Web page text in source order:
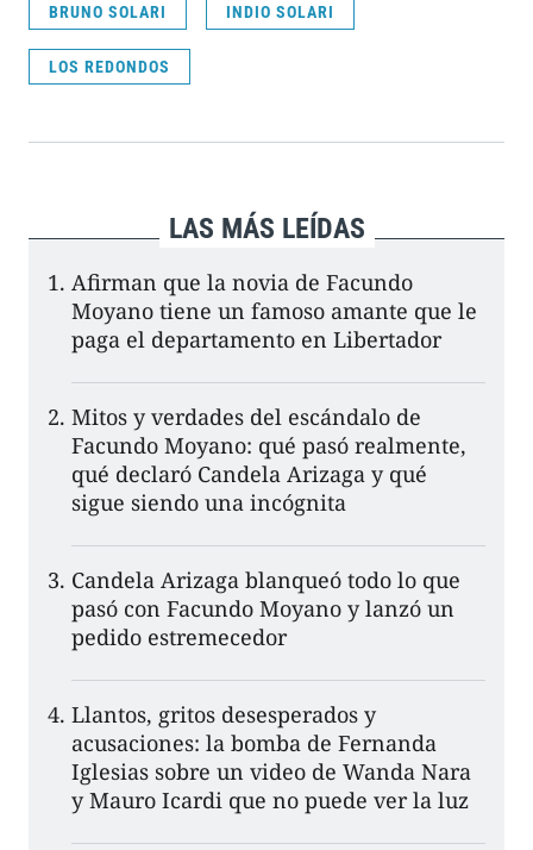
BRUNO SOLARI INDIO SOLARI
LOS REDONDOS
LAS MÁS LEÍDAS
Afirman que la novia de Facundo
Moyano tiene un famoso amante que le
paga el departamento en Libertador
Mitos y verdades del escándalo de
Facundo Moyano: qué pasó realmente,
qué declaró Candela Arizaga y qué
sigue siendo una incógnita
Candela Arizaga blanqueó todo lo que
pasó con Facundo Moyano y lanzó un
pedido estremecedor
Llantos, gritos desesperados y
acusaciones: la bomba de Fernanda
Iglesias sobre un video de Wanda Nara
y Mauro Icardi que no puede ver la luz